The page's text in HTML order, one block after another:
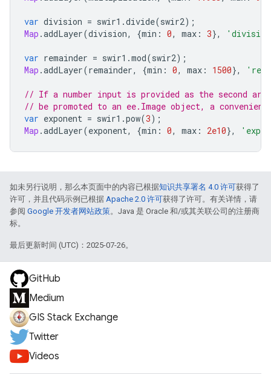
var division = swir1 .divide(swir2);
Map .addLayer(division, {min : 0, max : 3},
var remainder = swir1 .mod(swir2);
Map .addLayer(remainder, {min : 0, max : 1500},
// If a number input is provided as the second
// be promoted to an ee.Image object, a
var exponent = swir1 .pow(3);
Map .addLayer(exponent, {min : 0, max : 2e10},
如未另行说明，那么本页面中的内容已根据知识共享署名 4.0 许可获得了
许可，并且代码示例已根据 Apache 2.0 许可获得了许可。有关详情，请
参阅 Google 开发者网站政策。Java 是 Oracle 和/或其关联公司的注册商
标。
最后更新时间 (UTC)：2025-07-26。
GitHub
Medium
GIS Stack Exchange
Twitter
Videos